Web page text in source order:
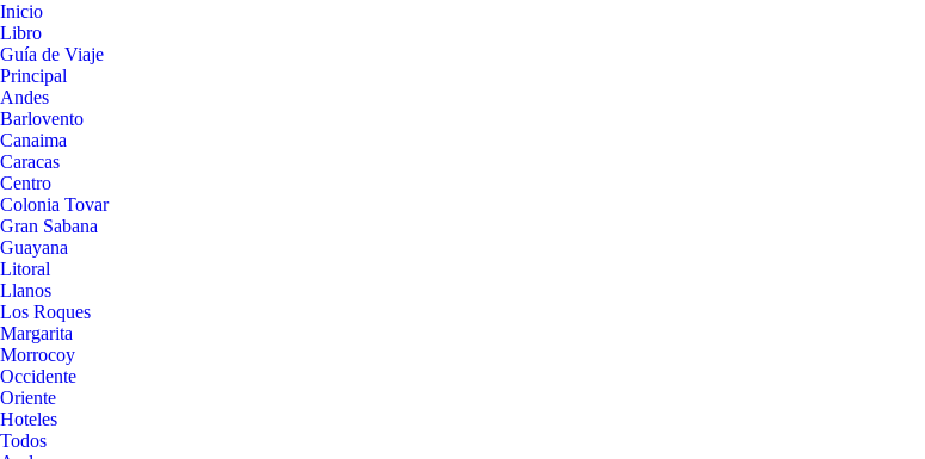
Inicio
Libro
Guía de Viaje
Principal
Andes
Barlovento
Canaima
Caracas
Centro
Colonia Tovar
Gran Sabana
Guayana
Litoral
Llanos
Los Roques
Margarita
Morrocoy
Occidente
Oriente
Hoteles
Todos